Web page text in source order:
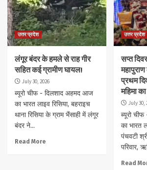
उत्तर प्रदेश
लंगूर बंदर के हमले से राह गीर
सहित कई ग्रामीण घायल!
July 30, 2026
ब्यूरो चीफ - दिलशाद अहमद आज
का भारत लाइव रिसिया, बहराइच
थाना रिसिया के ग्राम भैंसाही में लंगूर
बंदर ने...
Read More
उत्तर प्रदेश
सप्त
प्रथम
महिमा
July 30,
ब्यूरो
का भारत
पंचवटी
परिवार,
Read